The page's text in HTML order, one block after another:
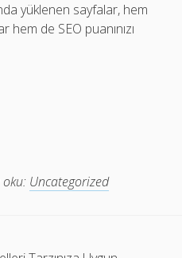
yüklenen sayfalar, hem
hem de SEO puanınızı
Uncategorized